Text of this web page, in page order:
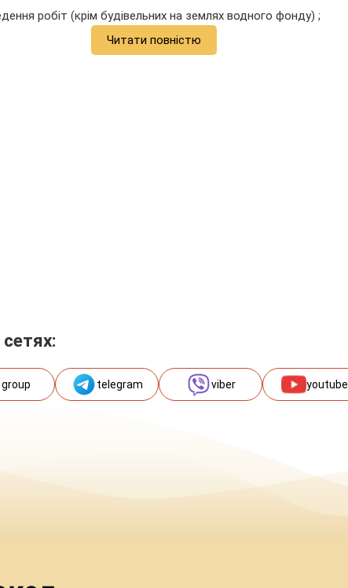
робіт (крім будівельних на землях водного фонду) ;
Читати повністю
group telegram viber youtube